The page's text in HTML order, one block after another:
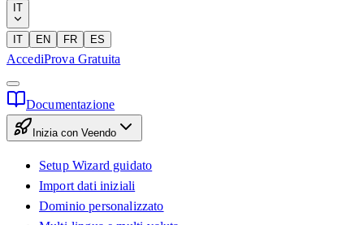
IT
IT EN FR ES
AccediProva Gratuita
Documentazione
Inizia con Veendo
Setup Wizard guidato
Import dati iniziali
Dominio personalizzato